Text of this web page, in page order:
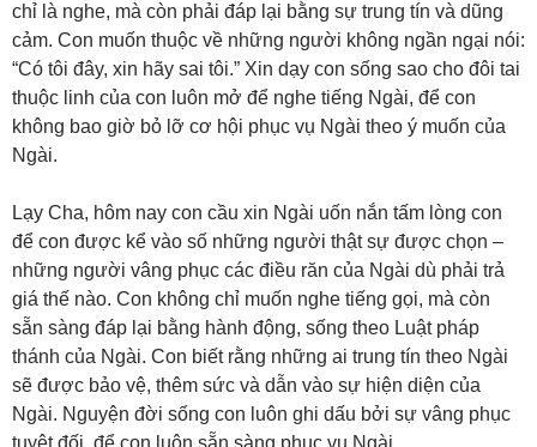
chỉ là nghe, mà còn phải đáp lại bằng sự trung tín và dũng
cảm. Con muốn thuộc về những người không ngần ngại nói:
“Có tôi đây, xin hãy sai tôi.” Xin dạy con sống sao cho đôi tai
thuộc linh của con luôn mở để nghe tiếng Ngài, để con
không bao giờ bỏ lỡ cơ hội phục vụ Ngài theo ý muốn của
Ngài.
Lạy Cha, hôm nay con cầu xin Ngài uốn nắn tấm lòng con
để con được kể vào số những người thật sự được chọn –
những người vâng phục các điều răn của Ngài dù phải trả
giá thế nào. Con không chỉ muốn nghe tiếng gọi, mà còn
sẵn sàng đáp lại bằng hành động, sống theo Luật pháp
thánh của Ngài. Con biết rằng những ai trung tín theo Ngài
sẽ được bảo vệ, thêm sức và dẫn vào sự hiện diện của
Ngài. Nguyện đời sống con luôn ghi dấu bởi sự vâng phục